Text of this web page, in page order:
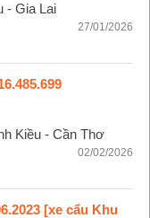
- Gia Lai
27/01/2026
Kiều - Cần Thơ
02/02/2026
[xe cẩu Khu